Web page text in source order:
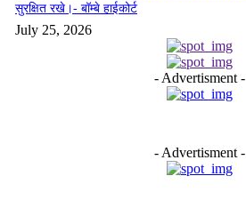
सुरक्षित रखे।- बॉम्बे हाईकोर्ट
July 25, 2026
- Advertisment -
- Advertisment -